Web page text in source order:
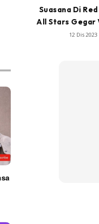
Suasana Di
All Stars Gegar
12 Dis 2023